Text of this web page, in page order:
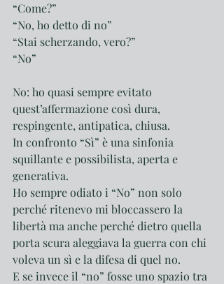
“Come?”
“No, ho detto di no”
“Stai scherzando, vero?”
“No”
No: ho quasi sempre evitato
quest’affermazione così dura,
respingente, antipatica, chiusa.
In confronto “Sì” è una sinfonia
squillante e possibilista, aperta e
generativa.
Ho sempre odiato i “No” non solo
perché ritenevo mi bloccassero la
libertà ma anche perché dietro quella
porta scura aleggiava la guerra con chi
voleva un sì e la difesa di quel no.
E se invece il “no” fosse uno spazio tra